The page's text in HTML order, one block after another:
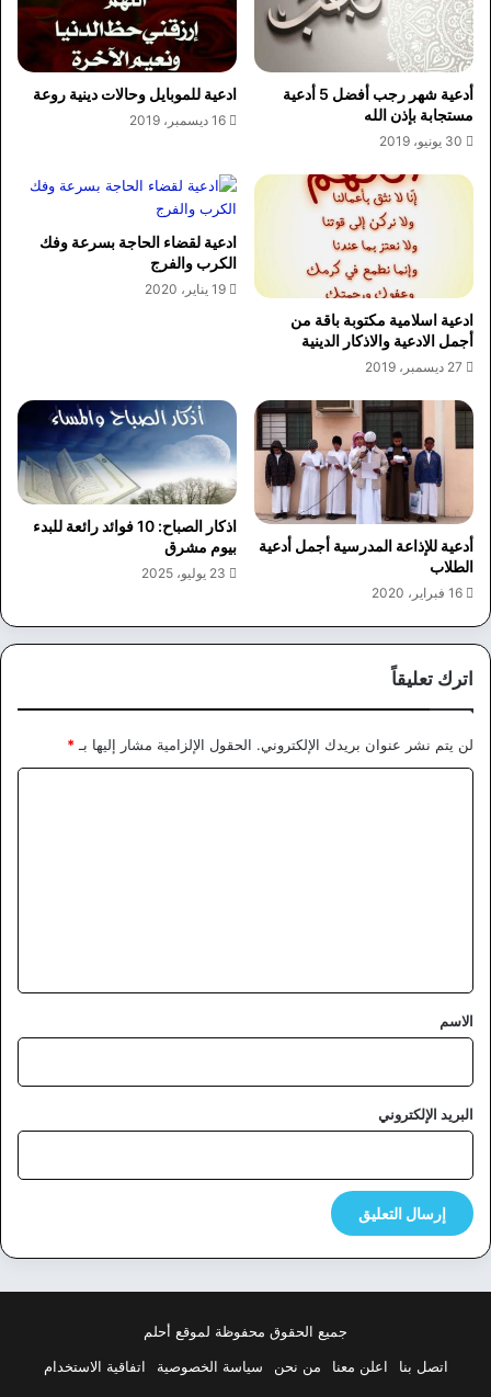
أدعية شهر رجب أفضل 5 أدعية
مستجابة بإذن الله
30 يونيو، 2019
ادعية للموبايل وحالات دينية روعة
16 ديسمبر، 2019
ادعية اسلامية مكتوبة باقة من
أجمل الادعية والاذكار الدينية
27 ديسمبر، 2019
ادعية لقضاء الحاجة بسرعة وفك
الكرب والفرج
19 يناير، 2020
أدعية للإذاعة المدرسية أجمل أدعية
الطلاب
16 فبراير، 2020
اذكار الصباح: 10 فوائد رائعة للبدء
بيوم مشرق
23 يوليو، 2025
اترك تعليقاً
لن يتم نشر عنوان بريدك الإلكتروني. الحقول الإلزامية مشار إليها بـ *
*
الاسم
البريد الإلكتروني
جميع الحقوق محفوظة لموقع أحلم
اتصل بنا
اعلن معنا من نحن سياسة الخصوصية اتفاقية الاستخدام